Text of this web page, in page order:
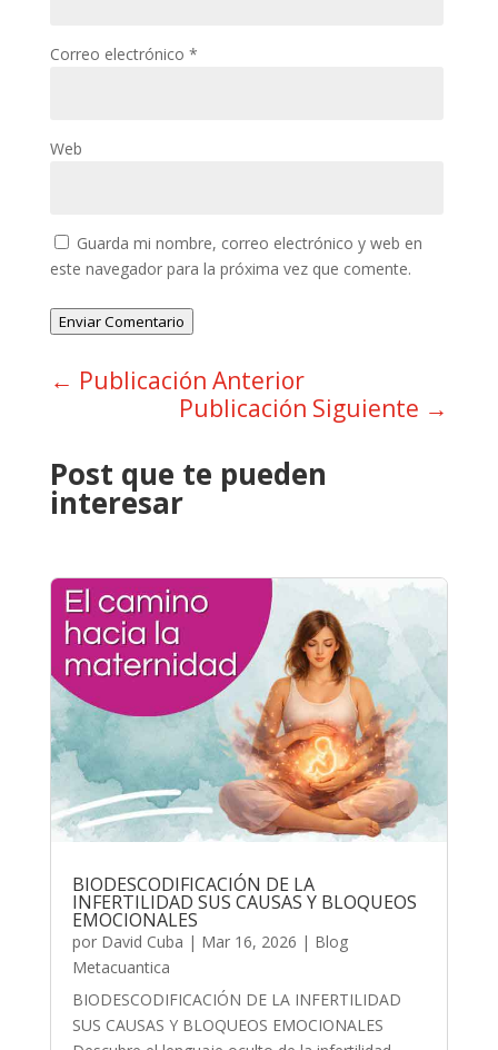
Correo electrónico *
Web
Guarda mi nombre, correo electrónico y web en
este navegador para la próxima vez que comente.
Enviar Comentario
← Publicación Anterior
Publicación Siguiente →
Post que te pueden
interesar
BIODESCODIFICACIÓN DE LA
INFERTILIDAD SUS CAUSAS Y BLOQUEOS
EMOCIONALES
por David Cuba | Mar 16, 2026 | Blog
Metacuantica
BIODESCODIFICACIÓN DE LA INFERTILIDAD
SUS CAUSAS Y BLOQUEOS EMOCIONALES